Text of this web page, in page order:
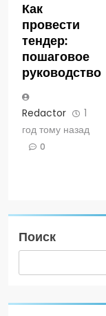
Как
провести
тендер:
пошаговое
руководство
Redactor
1
год тому назад
0
Поиск